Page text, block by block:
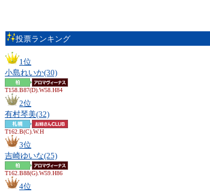
投票ランキング
1位
小島れいか(30)
T158.B87(D).W58.H84
2位
有村琴美(32)
T162.B(C).W.H
3位
吉崎ゆいな(25)
T162.B88(G).W59.H86
4位